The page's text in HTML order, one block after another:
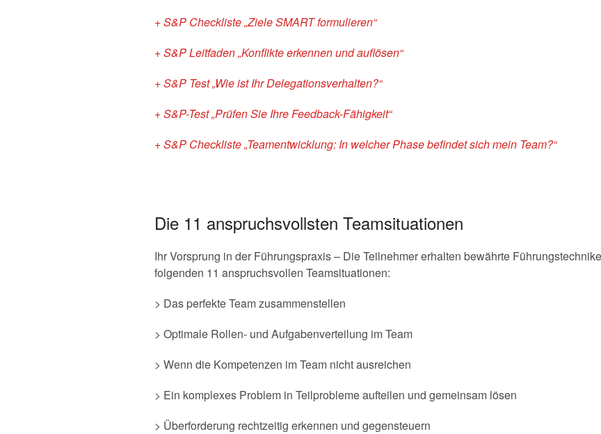
+ S&P Checkliste „Ziele SMART formulieren“
+ S&P Leitfaden „Konflikte erkennen und auflösen“
+ S&P Test „Wie ist Ihr Delegationsverhalten?“
+ S&P-Test „Prüfen Sie Ihre Feedback-Fähigkeit“
+ S&P Checkliste „Teamentwicklung: In welcher Phase befindet sich mein Team?“
Die 11 anspruchsvollsten Teamsituationen
Ihr Vorsprung in der Führungspraxis – Die Teilnehmer erhalten bewährte
folgenden 11 anspruchsvollen Teamsituationen:
> Das perfekte Team zusammenstellen
> Optimale Rollen- und Aufgabenverteilung im Team
> Wenn die Kompetenzen im Team nicht ausreichen
> Ein komplexes Problem in Teilprobleme aufteilen und gemeinsam lösen
> Überforderung rechtzeitig erkennen und gegensteuern